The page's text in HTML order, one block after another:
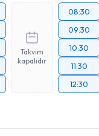
Takvim
kapalıdır
08:30
09:30
10:30
11:30
12:30